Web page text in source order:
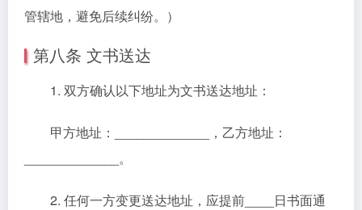
管辖地，避免后续纠纷。）
第八条 文书送达
1. 双方确认以下地址为文书送达地址：
甲方地址：_____________，乙方地址：
_____________。
2. 任何一方变更送达地址，应提前____日书面通